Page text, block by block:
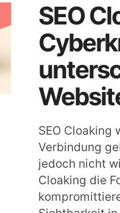
SEO
SEO Cloaking
Verbindung
jedoch nicht
Cloaking die